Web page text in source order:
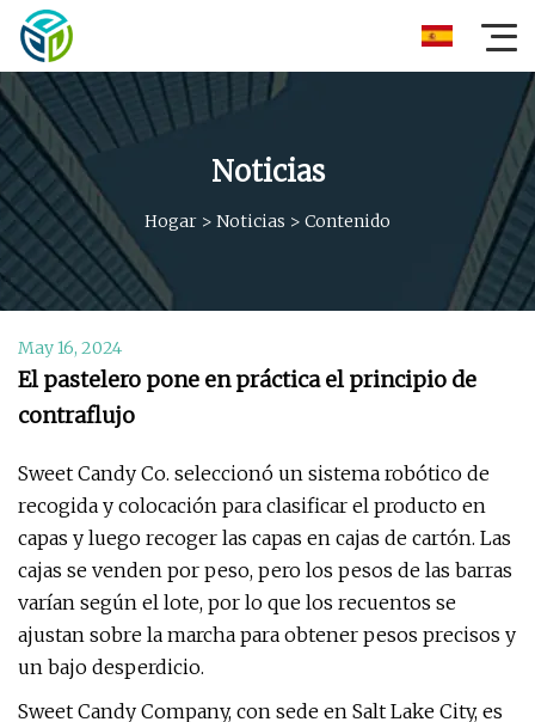
Noticias
Hogar > Noticias > Contenido
May 16, 2024
El pastelero pone en práctica el principio de
contraflujo
Sweet Candy Co. seleccionó un sistema robótico de
recogida y colocación para clasificar el producto en
capas y luego recoger las capas en cajas de cartón. Las
cajas se venden por peso, pero los pesos de las barras
varían según el lote, por lo que los recuentos se
ajustan sobre la marcha para obtener pesos precisos y
un bajo desperdicio.
Sweet Candy Company, con sede en Salt Lake City, es